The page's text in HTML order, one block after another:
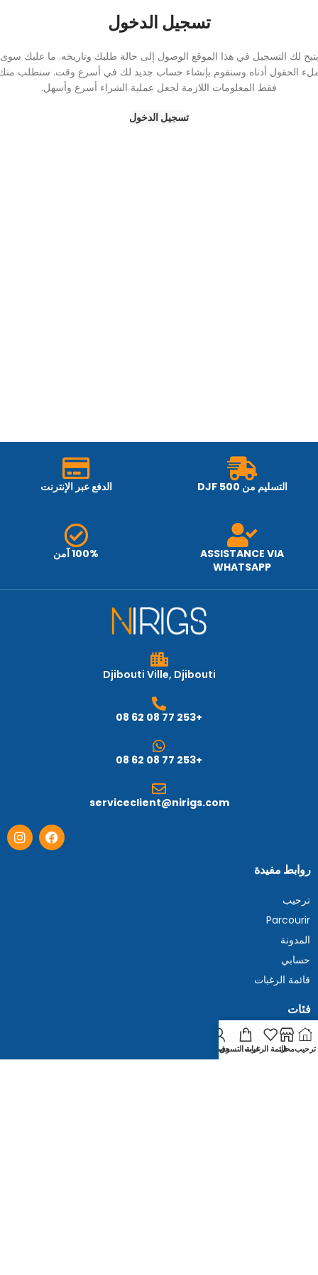
تسجيل الدخول
يتيح لك التسجيل في هذا الموقع الوصول إلى حالة طلبك وتاريخه. ما عليك سوى
الحقول أدناه وسنقوم بإنشاء حساب جديد لك في أسرع وقت. سنطلب
فقط المعلومات اللازمة لجعل عملية الشراء أسرع وأسهل.
تسجيل الدخول
التسليم من 500 DJF الدفع عبر الإنترنت
ASSISTANCE VIA
WHATSAPP
100% آمن
Djibouti Ville, Djibouti
+253 77 08 62 08
+253 77 08 62 08
serviceclient@nirigs.com
روابط مفيدة
ترحيب
Parcourir
المدونة
حسابي
قائمة الرغبات
فئات
محل بقالة
ترحيبمحلقائمة الرغباتعربة التسوق
حسابي